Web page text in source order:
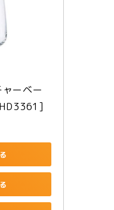
ーベー